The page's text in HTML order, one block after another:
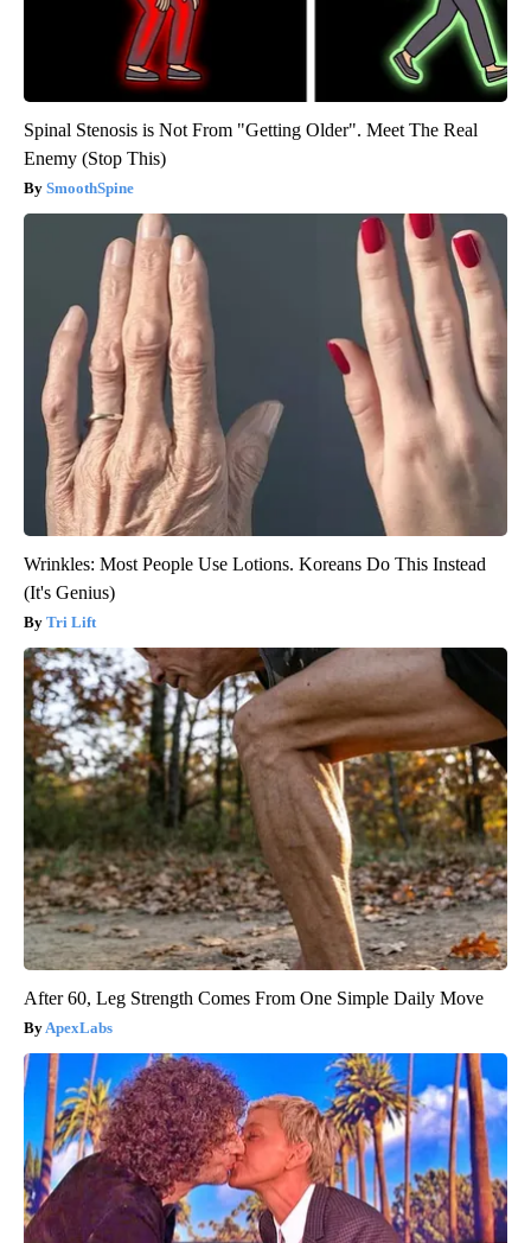
Spinal Stenosis is Not From "Getting Older". Meet The Real
Enemy (Stop This)
SmoothSpine
Wrinkles: Most People Use Lotions. Koreans Do This Instead
(It's Genius)
Tri Lift
After 60, Leg Strength Comes From One Simple Daily Move
ApexLabs